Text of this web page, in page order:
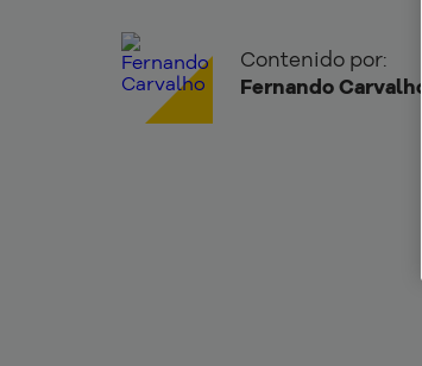
Contenido por:
Fernando Carvalho